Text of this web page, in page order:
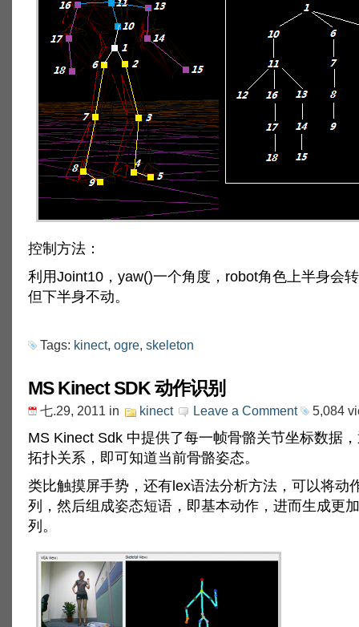
控制方法：
利用Joint10，yaw()一个角度，robot角色上半身会
但下半身不动。
Tags: kinect, ogre, skeleton
MS Kinect SDK 动作识别
七.29, 2011 in kinect Leave a Comment 5,084
MS Kinect Sdk 中提供了每一帧骨骼关节坐标数据
拓扑关系，即可知道当前骨骼姿态。
类比触摸屏手势，还有lex语法分析方法，可以将动
列，然后组成姿态短语，即基本动作，进而生成更
列。